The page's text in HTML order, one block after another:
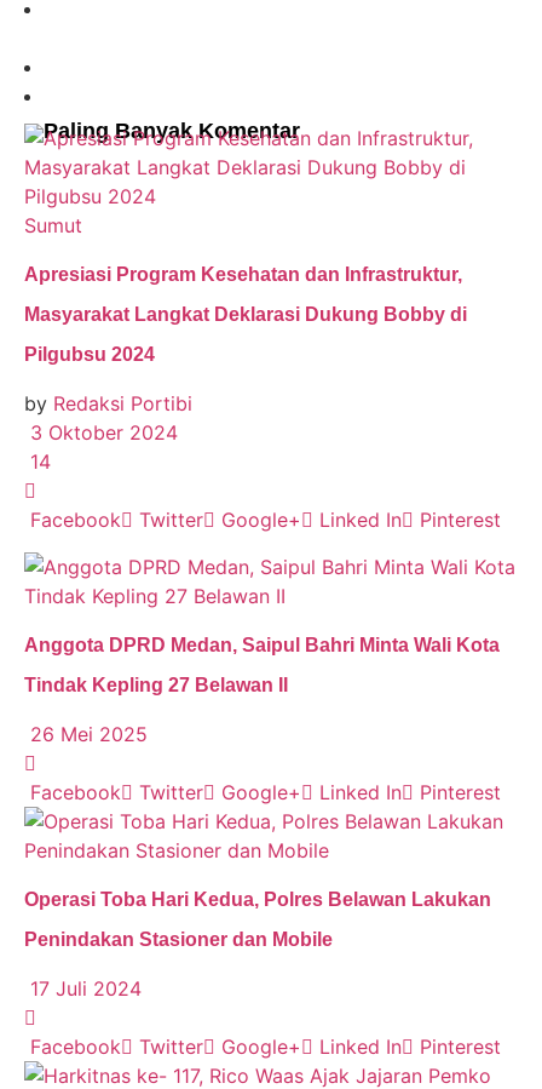
Paling Banyak Komentar
Sumut
Apresiasi Program Kesehatan dan Infrastruktur,
Masyarakat Langkat Deklarasi Dukung Bobby di
Pilgubsu 2024
by Redaksi Portibi
3 Oktober 2024
14
Facebook Twitter Google+ Linked In Pinterest
Anggota DPRD Medan, Saipul Bahri Minta Wali Kota
Tindak Kepling 27 Belawan II
26 Mei 2025
Facebook Twitter Google+ Linked In Pinterest
Operasi Toba Hari Kedua, Polres Belawan Lakukan
Penindakan Stasioner dan Mobile
17 Juli 2024
Facebook Twitter Google+ Linked In Pinterest